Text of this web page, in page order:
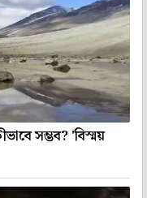
সম্ভব? 'বিস্ময়